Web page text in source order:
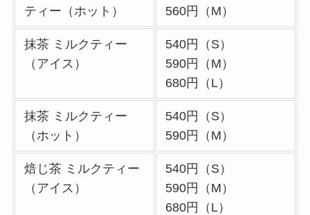
ココスの宅配メニュ
ー一覧！出前デリバ
リーの注文方法も解
説
コメダ珈琲店のテイ
クアウト(お持ち帰
り)全メニュー一
覧！おすすめ料理も
紹介
デニーズのテイクア
ティー（ホット）
560円（M）
抹茶 ミルクティー
（アイス）
540円（S）
590円（M）
680円（L）
抹茶 ミルクティー
（ホット）
540円（S）
590円（M）
焙じ茶 ミルクティー
（アイス）
540円（S）
590円（M）
680円（L）